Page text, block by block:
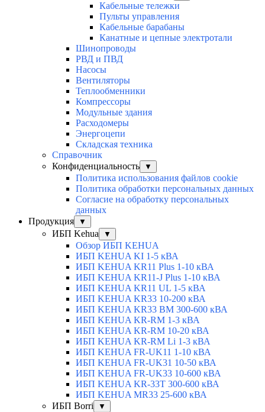
Кабельные тележки
Пульты управления
Кабельные барабаны
Канатные и цепные электротали
Шинопроводы
РВД и ПВД
Насосы
Вентиляторы
Теплообменники
Компрессоры
Модульные здания
Расходомеры
Энергоцепи
Складская техника
Справочник
Конфиденциальность
▼
Политика использования файлов cookie
Политика обработки персональных данных
Согласие на обработку персональных
данных
Продукция
▼
ИБП Kehua ▼
Обзор ИБП KEHUA
ИБП KEHUA KI 1-5 кВА
ИБП KEHUA KR11 Plus 1-10 кВА
ИБП KEHUA KR11-J Plus 1-10 кВА
ИБП KEHUA KR11 UL 1-5 кВА
ИБП KEHUA KR33 10-200 кВА
ИБП KEHUA KR33 BM 300-600 кВА
ИБП KEHUA KR-RM 1-3 кВА
ИБП KEHUA KR-RM 10-20 кВА
ИБП KEHUA KR-RM Li 1-3 кВА
ИБП KEHUA FR-UK11 1-10 кВА
ИБП KEHUA FR-UK31 10-50 кВА
ИБП KEHUA FR-UK33 10-600 кВА
ИБП KEHUA KR-33T 300-600 кВА
ИБП KEHUA MR33 25-600 кВА
ИБП Borri
▼